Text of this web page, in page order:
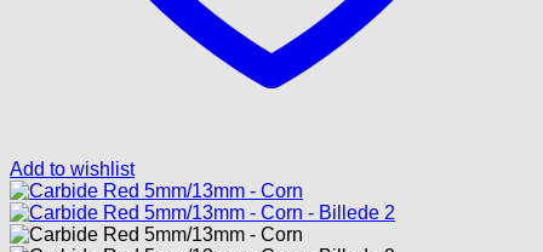
Add to wishlist